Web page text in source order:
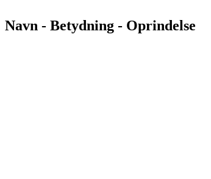
Navn - Betydning - Oprindelse